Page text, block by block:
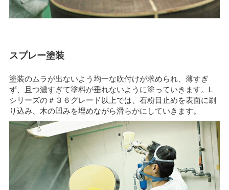
スプレー塗装
塗装のムラが出ないよう均一な吹付けが求められ、薄すぎ
ず、且つ濃すぎて塗料が垂れないように塗っていきます。L
シリーズの＃３６グレード以上では、石粉目止めを表面に刷
り込み、木の凹みを埋めながら滑らかにしていきます。